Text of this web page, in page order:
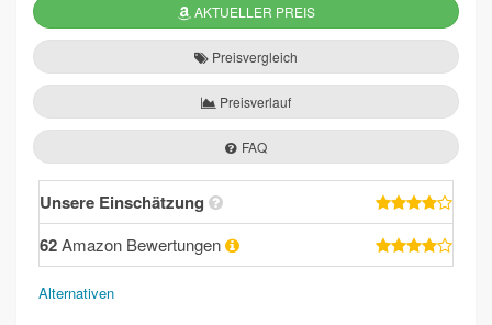
AKTUELLER PREIS
Preisvergleich
Preisverlauf
FAQ
Unsere Einschätzung
62Amazon Bewertungen
Alternativen